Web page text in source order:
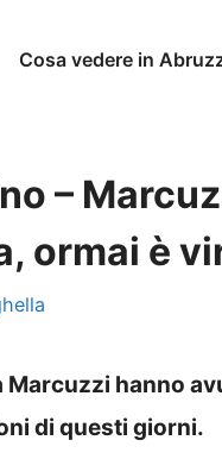
Cosa vedere in
–
ormai è
Marcuzzi hanno
di questi giorni.